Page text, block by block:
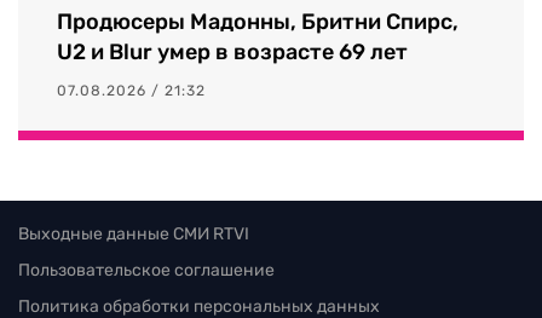
Продюсеры Мадонны, Бритни Спирс,
U2 и Blur умер в возрасте 69 лет
07.08.2026 / 21:32
Выходные данные СМИ RTVI
Пользовательское соглашение
Политика обработки персональных данных